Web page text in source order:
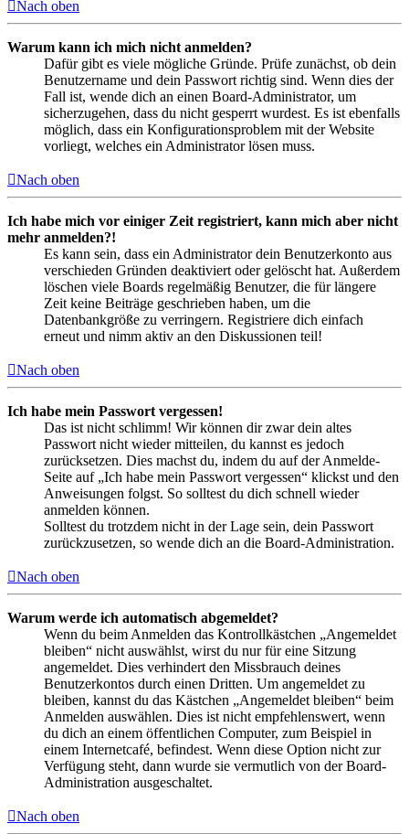
Nach oben
Warum kann ich mich nicht anmelden?
Dafür gibt es viele mögliche Gründe. Prüfe zunächst, ob dein
Benutzername und dein Passwort richtig sind. Wenn dies der
Fall ist, wende dich an einen Board-Administrator, um
sicherzugehen, dass du nicht gesperrt wurdest. Es ist ebenfalls
möglich, dass ein Konfigurationsproblem mit der Website
vorliegt, welches ein Administrator lösen muss.
Nach oben
Ich habe mich vor einiger Zeit registriert, kann mich aber nicht
mehr anmelden?!
Es kann sein, dass ein Administrator dein Benutzerkonto aus
verschieden Gründen deaktiviert oder gelöscht hat. Außerdem
löschen viele Boards regelmäßig Benutzer, die für längere
Zeit keine Beiträge geschrieben haben, um die
Datenbankgröße zu verringern. Registriere dich einfach
erneut und nimm aktiv an den Diskussionen teil!
Nach oben
Ich habe mein Passwort vergessen!
Das ist nicht schlimm! Wir können dir zwar dein altes
Passwort nicht wieder mitteilen, du kannst es jedoch
zurücksetzen. Dies machst du, indem du auf der Anmelde-
Seite auf „Ich habe mein Passwort vergessen“ klickst und den
Anweisungen folgst. So solltest du dich schnell wieder
anmelden können.
Solltest du trotzdem nicht in der Lage sein, dein Passwort
zurückzusetzen, so wende dich an die Board-Administration.
Nach oben
Warum werde ich automatisch abgemeldet?
Wenn du beim Anmelden das Kontrollkästchen „Angemeldet
bleiben“ nicht auswählst, wirst du nur für eine Sitzung
angemeldet. Dies verhindert den Missbrauch deines
Benutzerkontos durch einen Dritten. Um angemeldet zu
bleiben, kannst du das Kästchen „Angemeldet bleiben“ beim
Anmelden auswählen. Dies ist nicht empfehlenswert, wenn
du dich an einem öffentlichen Computer, zum Beispiel in
einem Internetcafé, befindest. Wenn diese Option nicht zur
Verfügung steht, dann wurde sie vermutlich von der Board-
Administration ausgeschaltet.
Nach oben